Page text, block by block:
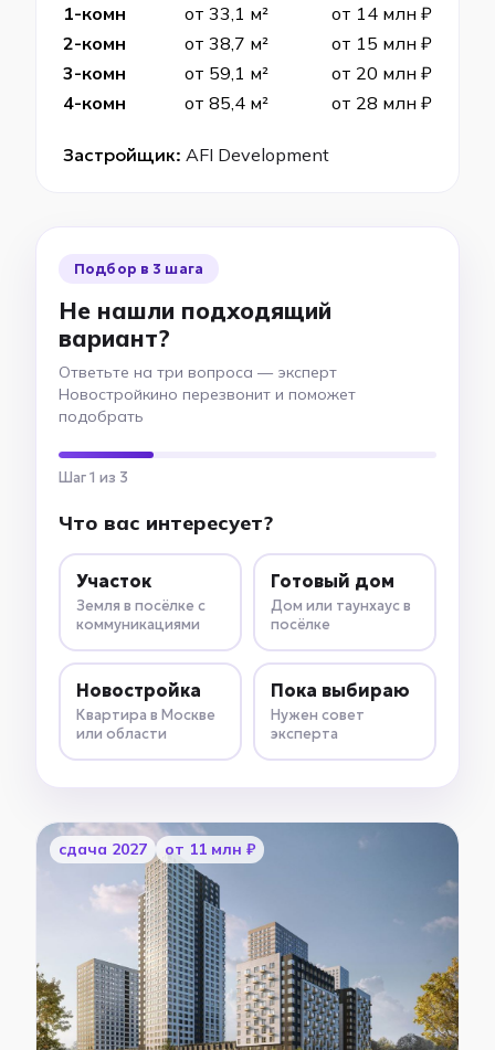
1-комн
от 33,1 м²
от 14 млн ₽
2-комн
от 38,7 м²
от 15 млн ₽
3-комн
от 59,1 м²
от 20 млн ₽
4-комн
от 85,4 м² от 28 млн ₽
Застройщик: AFI Development
Подбор в 3 шага
Не нашли подходящий
вариант?
Ответьте на три вопроса — эксперт
Новостройкино перезвонит и поможет
подобрать
Шаг 1 из 3
Что вас интересует?
Участок
Земля в посёлке с
коммуникациями
Готовый дом
Дом или таунхаус в
посёлке
Новостройка
Квартира в Москве
или области
Пока выбираю
Нужен совет
эксперта
cдача 2027 от 11 млн ₽